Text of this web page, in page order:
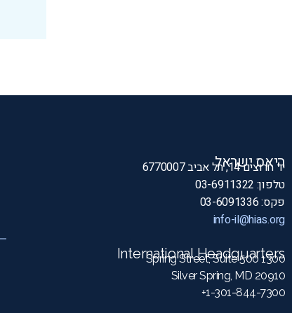
היאס ישראל
יד חרוצים 14, תל אביב 6770007
טלפון: 03-6911322
פקס: 03-6091336
info-il@hias.org
International Headquarters
1300 Spring Street, Suite 500
Silver Spring, MD 20910
1-301-844-7300+